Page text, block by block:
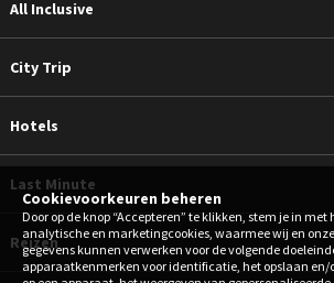
Cookievoorkeuren beheren
Door op de knop “Accepteren” te klikken, stem je in met
analytische en marketingcookies, waarmee wij en
gegevens kunnen verwerken voor de volgende
apparaatkenmerken voor identificatie, het opslaan
All Inclusive
City Trip
Hotels
Last Minute
Reizen